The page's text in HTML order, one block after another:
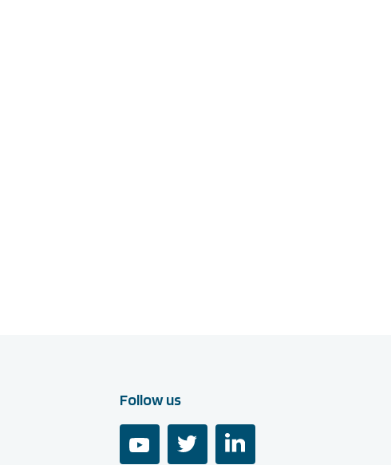
Follow us
youtube twitter linkedin